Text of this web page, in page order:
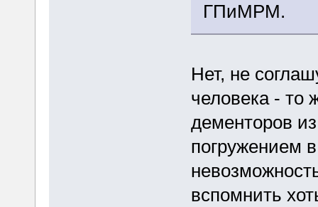
ГПиМРМ.
Нет, не
человека - то
дементоров
погружением
вспомнить